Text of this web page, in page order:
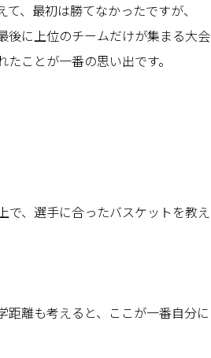
、最初は勝てなかったですが、
後に上位のチームだけが集まる大会
ことが一番の思い出です。
で、選手に合ったバスケットを教え
離も考えると、ここが一番自分に